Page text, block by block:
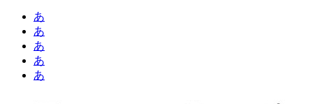
あ
あ
あ
あ
あ